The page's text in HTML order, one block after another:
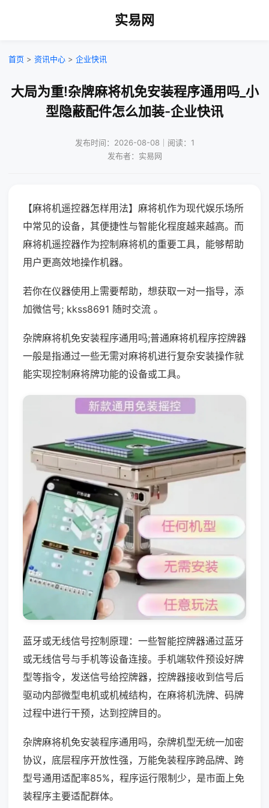
实易网
首页 > 资讯中心 > 企业快讯
大局为重!杂牌麻将机免安装程序通用吗_小
型隐蔽配件怎么加装-企业快讯
发布时间：2026-08-08｜阅读：1
发布者：实易网
【麻将机遥控器怎样用法】麻将机作为现代娱乐场所
中常见的设备，其便捷性与智能化程度越来越高。而
麻将机遥控器作为控制麻将机的重要工具，能够帮助
用户更高效地操作机器。
若你在仪器使用上需要帮助，想获取一对一指导，添
加微信号; kkss8691 随时交流 。
杂牌麻将机免安装程序通用吗;普通麻将机程序控牌器
一般是指通过一些无需对麻将机进行复杂安装操作就
能实现控制麻将牌功能的设备或工具。
蓝牙或无线信号控制原理：一些智能控牌器通过蓝牙
或无线信号与手机等设备连接。手机端软件预设好牌
型等指令，发送信号给控牌器，控牌器接收到信号后
驱动内部微型电机或机械结构，在麻将机洗牌、码牌
过程中进行干预，达到控牌目的。
杂牌麻将机免安装程序通用吗，杂牌机型无统一加密
协议，底层程序开放性强，万能免装程序跨品牌、跨
型号通用适配率85%，程序运行限制少，是市面上免
装程序主要适配群体。